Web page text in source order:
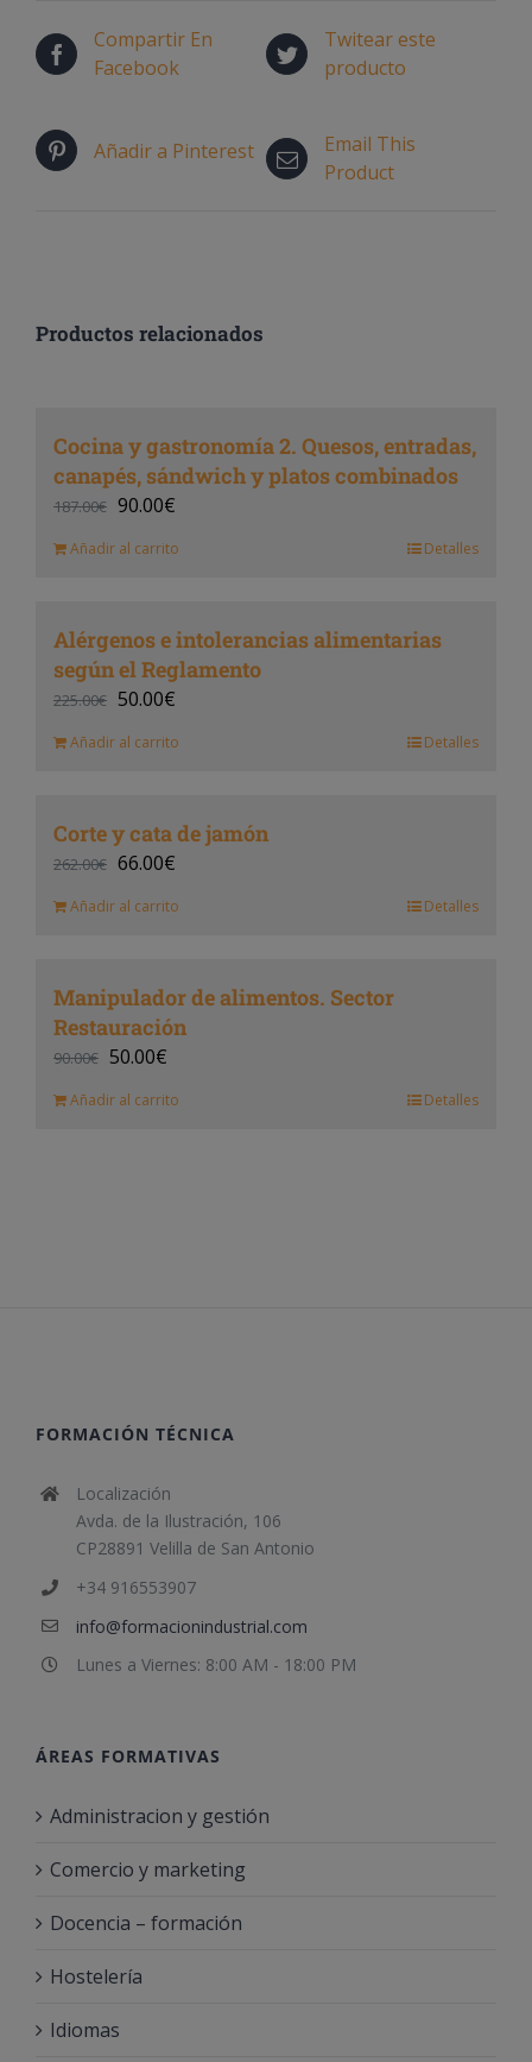
Compartir En
Facebook
Twitear este
producto
Añadir a Pinterest
Email This
Product
Productos relacionados
Cocina y gastronomía 2. Quesos, entradas,
canapés, sándwich y platos combinados
187.00€ 90.00€
Añadir al carrito Detalles
Alérgenos e intolerancias alimentarias
según el Reglamento
225.00€ 50.00€
Añadir al carrito Detalles
Corte y cata de jamón
262.00€ 66.00€
Añadir al carrito Detalles
Manipulador de alimentos. Sector
Restauración
90.00€ 50.00€
Añadir al carrito Detalles
FORMACIÓN TÉCNICA
Localización
Avda. de la Ilustración, 106
CP28891 Velilla de San Antonio
+34 916553907
info@formacionindustrial.com
Lunes a Viernes: 8:00 AM - 18:00 PM
ÁREAS FORMATIVAS
Administracion y gestión
Comercio y marketing
Docencia – formación
Hostelería
Idiomas